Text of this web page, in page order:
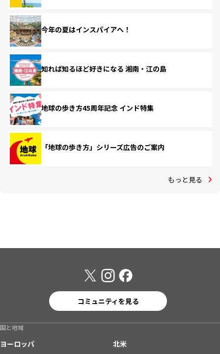
今年の夏はインスパイアへ！
知れば知るほど好きになる 湘南・江の島
地球の歩き方45周年記念 インド特集
「地球の歩き方」シリーズ広告のご案内
もっと見る
コミュニティを見る
国と地域
ヨーロッパ
北米